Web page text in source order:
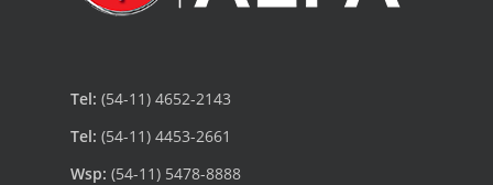
Tel: (54-11) 4652-2143
Tel: (54-11) 4453-2661
Wsp: (54-11) 5478-8888